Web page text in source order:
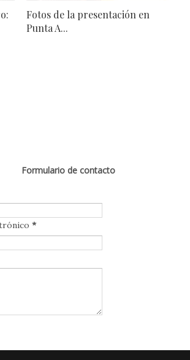
Fotos de la presentación en
Punta A...
Formulario de contacto
*